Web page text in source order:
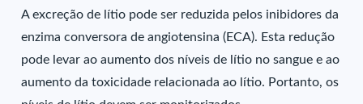
A excreção de lítio pode ser reduzida pelos inibidores da
enzima conversora de angiotensina (ECA). Esta redução
pode levar ao aumento dos níveis de lítio no sangue e ao
aumento da toxicidade relacionada ao lítio. Portanto, os